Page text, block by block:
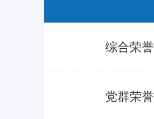
综合荣誉
党群荣誉